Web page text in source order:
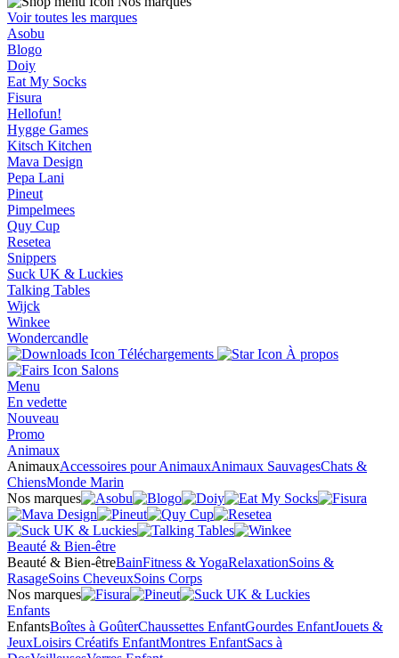
Voir toutes les marques
Asobu
Blogo
Doiy
Eat My Socks
Fisura
Hellofun!
Hygge Games
Kitsch Kitchen
Mava Design
Pepa Lani
Pineut
Pimpelmees
Quy Cup
Resetea
Snippers
Suck UK & Luckies
Talking Tables
Wijck
Winkee
Wondercandle
Téléchargements
À propos
Salons
Menu
En vedette
Nouveau
Promo
Animaux
AnimauxAccessoires pour AnimauxAnimaux SauvagesChats &
ChiensMonde Marin
Nos marques
Beauté & Bien-être
Beauté & Bien-êtreBainFitness & YogaRelaxationSoins &
RasageSoins CheveuxSoins Corps
Nos marques
Enfants
EnfantsBoîtes à GoûterChaussettes EnfantGourdes EnfantJouets &
JeuxLoisirs Créatifs EnfantMontres EnfantSacs à